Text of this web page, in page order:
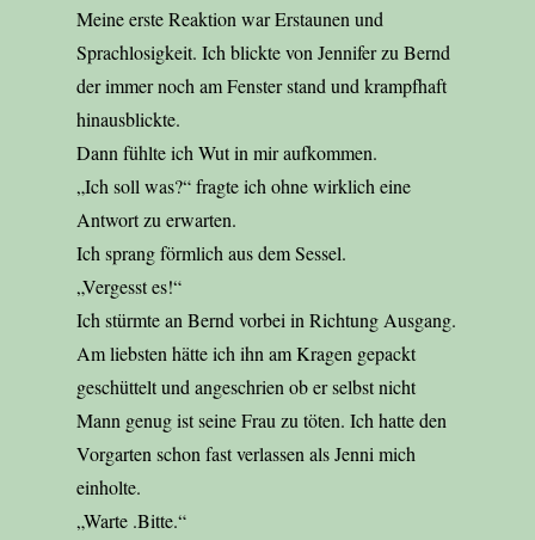
Meine erste Reaktion war Erstaunen und
Sprachlosigkeit. Ich blickte von Jennifer zu Bernd
der immer noch am Fenster stand und krampfhaft
hinausblickte.
Dann fühlte ich Wut in mir aufkommen.
„Ich soll was?“ fragte ich ohne wirklich eine
Antwort zu erwarten.
Ich sprang förmlich aus dem Sessel.
„Vergesst es!“
Ich stürmte an Bernd vorbei in Richtung Ausgang.
Am liebsten hätte ich ihn am Kragen gepackt
geschüttelt und angeschrien ob er selbst nicht
Mann genug ist seine Frau zu töten. Ich hatte den
Vorgarten schon fast verlassen als Jenni mich
einholte.
„Warte .Bitte.“